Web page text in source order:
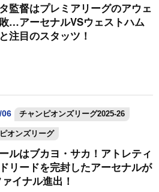
監督はプレミアリーグのアウェ
…アーセナルVSウェストハム
注目のスタッツ！
06 チャンピオンズリーグ2025-26
オンズリーグ
ルはブカヨ・サカ！アトレティ
リードを完封したアーセナルが
イナル進出！